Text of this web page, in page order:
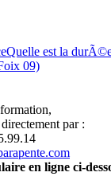
Quelle est la
09)
par :
en ligne ci-